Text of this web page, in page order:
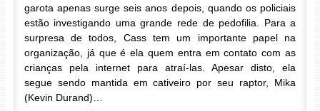
garota apenas surge seis anos depois, quando os policiais
estão investigando uma grande rede de pedofilia. Para a
surpresa de todos, Cass tem um importante papel na
organização, já que é ela quem entra em contato com as
crianças pela internet para atraí-las. Apesar disto, ela
segue sendo mantida em cativeiro por seu raptor, Mika
(Kevin Durand)…